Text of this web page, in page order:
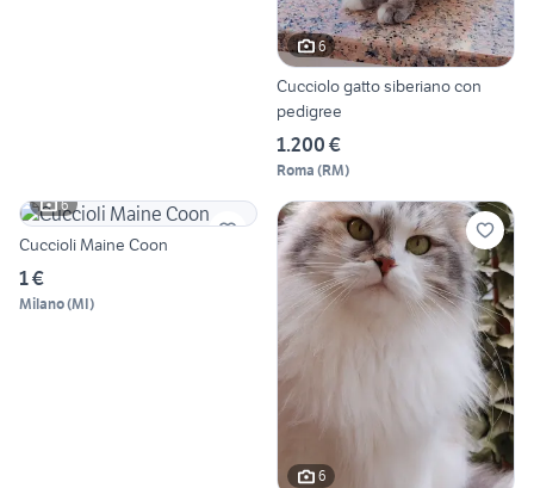
6
Cucciolo gatto siberiano con
pedigree
1.200 €
Roma (RM)
6
Cuccioli Maine Coon
1 €
Milano(MI)
6